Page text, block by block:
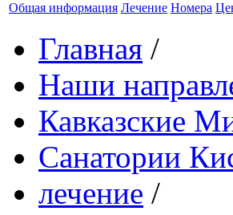
Общая информация Лечение Номера
Главная /
Наши
Кавказские
Санатории
лечение /